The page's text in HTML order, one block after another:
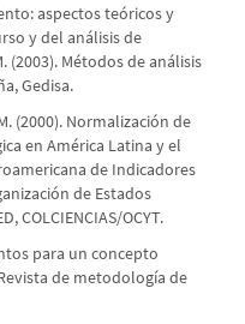
aspectos teóricos y
y del análisis de
(2003). Métodos de análisis
Gedisa.
(2000). Normalización de
en América Latina y el
de Indicadores
de Estados
COLCIENCIAS/OCYT.
para un concepto
de metodología de